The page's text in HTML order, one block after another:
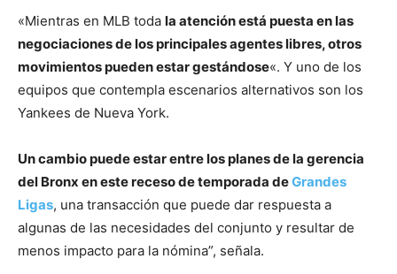
«Mientras en MLB toda la atención está puesta en las
negociaciones de los principales agentes libres, otros
movimientos pueden estar gestándose«. Y uno de los
equipos que contempla escenarios alternativos son los
Yankees de Nueva York.
Un cambio puede estar entre los planes de la gerencia
del Bronx en este receso de temporada deGrandes
Ligas, una transacción que puede dar respuesta a
algunas de las necesidades del conjunto y resultar de
menos impacto para la nómina”, señala.